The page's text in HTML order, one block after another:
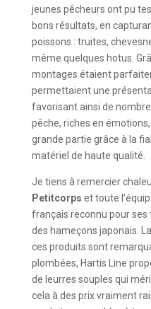
jeunes pêcheurs ont pu
bons résultats, en
poissons : truites,
même quelques hotus.
montages étaient
permettaient une
favorisant ainsi de
pêche, riches en
grande partie grâce à la
matériel de haute qualité.
Je tiens à remercier
Petitcorps et toute
français reconnu pour
des hameçons japonais.
ces produits sont
plombées, Hartis Line
de leurres souples qui
cela à des prix vraiment